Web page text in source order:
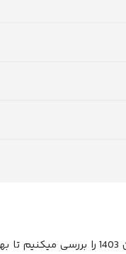
در این مقاله راهنمای خرید هدفون‌ سونی